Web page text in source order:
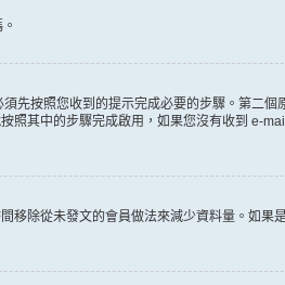
先按照您收到的提示完成必要的步驟。第二個
照其中的步驟完成啟用，如果您沒有收到 e-
移除從未發文的會員做法來減少資料量。如果